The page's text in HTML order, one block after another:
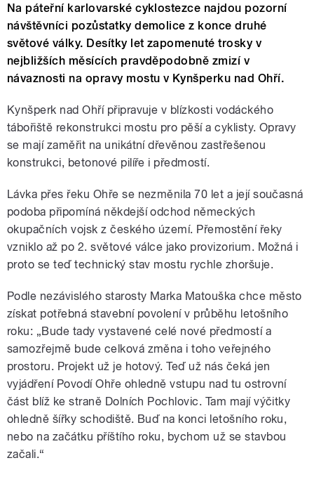
Na páteřní karlovarské cyklostezce najdou pozorní
návštěvníci pozůstatky demolice z konce druhé
světové války. Desítky let zapomenuté trosky v
nejbližších měsících pravděpodobně zmizí v
návaznosti na opravy mostu v Kynšperku nad Ohří.
Kynšperk nad Ohří připravuje v blízkosti vodáckého
tábořiště rekonstrukci mostu pro pěší a cyklisty. Opravy
se mají zaměřit na unikátní dřevěnou zastřešenou
konstrukci, betonové pilíře i předmostí.
Lávka přes řeku Ohře se nezměnila 70 let a její současná
podoba připomíná někdejší odchod německých
okupačních vojsk z českého území. Přemostění řeky
vzniklo až po 2. světové válce jako provizorium. Možná i
proto se teď technický stav mostu rychle zhoršuje.
Podle nezávislého starosty Marka Matouška chce město
získat potřebná stavební povolení v průběhu letošního
roku: „Bude tady vystavené celé nové předmostí a
samozřejmě bude celková změna i toho veřejného
prostoru. Projekt už je hotový. Teď už nás čeká jen
vyjádření Povodí Ohře ohledně vstupu nad tu ostrovní
část blíž ke straně Dolních Pochlovic. Tam mají výčitky
ohledně šířky schodiště. Buď na konci letošního roku,
nebo na začátku příštího roku, bychom už se stavbou
začali.“